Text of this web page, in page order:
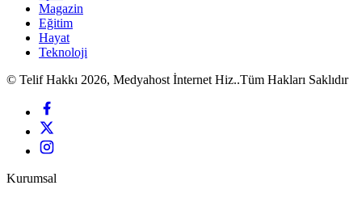
Magazin
Eğitim
Hayat
Teknoloji
© Telif Hakkı 2026, Medyahost İnternet Hiz..Tüm Hakları Saklıdır
Kurumsal